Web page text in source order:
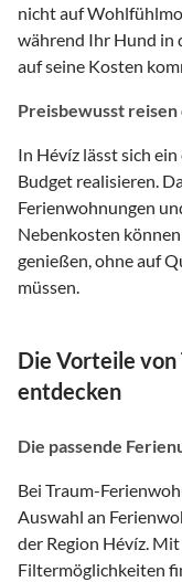
nicht auf
während Ihr Hund in
auf seine Kosten
Preisbewusst
In Hévíz lässt sich
Budget realisieren.
Ferienwohnungen
Nebenkosten
genießen, ohne auf
müssen.
Die Vorteile von
entdecken
Die passende
Bei Traum-
Auswahl an
der Region Hévíz.
Filtermöglichkeiten